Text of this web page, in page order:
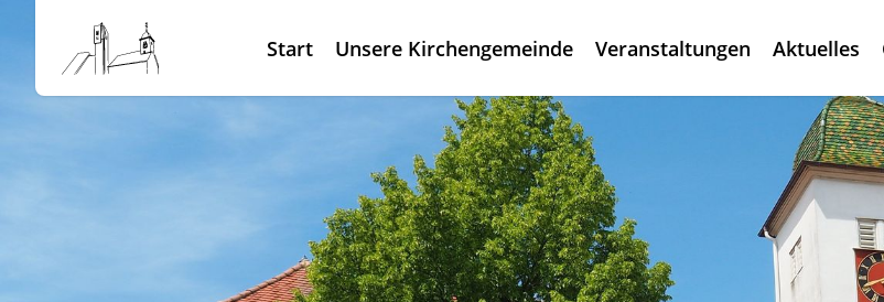
Start Unsere Kirchengemeinde Veranstaltungen Aktuelles